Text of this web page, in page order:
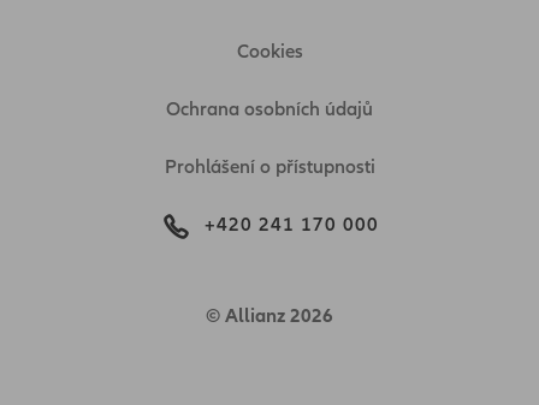
Cookies
Ochrana osobních údajů
Prohlášení o přístupnosti
© Allianz 2026
+420 241 170 000